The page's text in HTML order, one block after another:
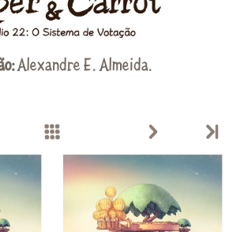
Alexandre E. Almeida.